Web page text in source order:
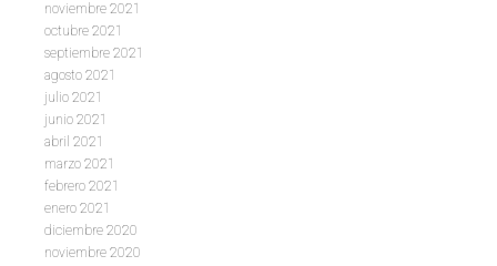
noviembre 2021
octubre 2021
septiembre 2021
agosto 2021
julio 2021
junio 2021
abril 2021
marzo 2021
febrero 2021
enero 2021
diciembre 2020
noviembre 2020